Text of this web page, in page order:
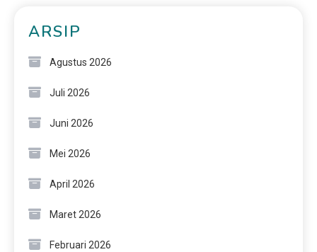
ARSIP
Agustus 2026
Juli 2026
Juni 2026
Mei 2026
April 2026
Maret 2026
Februari 2026